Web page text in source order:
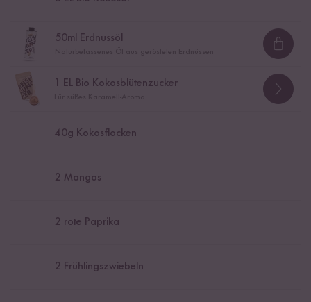
50ml Erdnussöl
EL Bio Kokosblütenzucker
40g Kokosflocken
2 Mangos
2 rote Paprika
2 Frühlingszwiebeln